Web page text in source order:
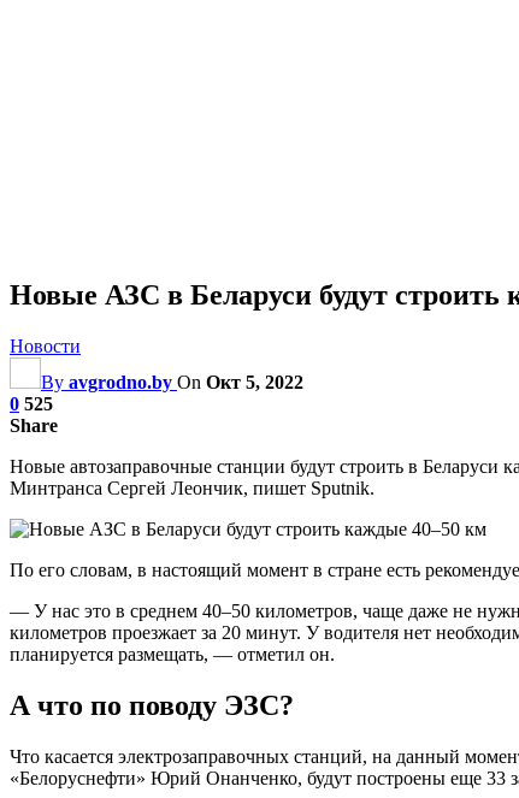
Новые АЗС в Беларуси будут строить
Новости
By avgrodno.by On Окт 5, 2022
0 525
Share
Новые автозаправочные станции будут строить в Беларуси
Минтранса Сергей Леончик, пишет Sputnik.
По его словам, в настоящий момент в стране есть
— У нас это в среднем 40–50 километров, чаще даже не
километров проезжает за 20 минут. У водителя нет
планируется размещать, — отметил он.
А что по поводу ЭЗС?
Что касается электрозаправочных станций, на данный
«Белоруснефти» Юрий Онанченко, будут построены еще 33